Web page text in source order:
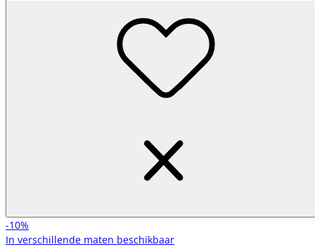
-10%
In verschillende maten beschikbaar